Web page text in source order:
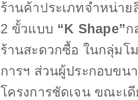
ร้านค้าประเภทจำหน่า
2 ขั้วแบบ “K Shape”ก
ร้านสะดวกซื้อ ในกลุ่มโ
การฯ ส่วนผู้ประกอบขน
โครงการชัดเจน ขณะเ